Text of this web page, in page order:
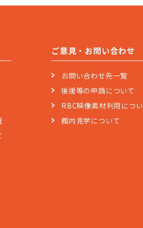
ご意見・お問い合わせ
お問い合わせ先一覧
後援等の申請について
RBC映像素材利用につ
館内見学について